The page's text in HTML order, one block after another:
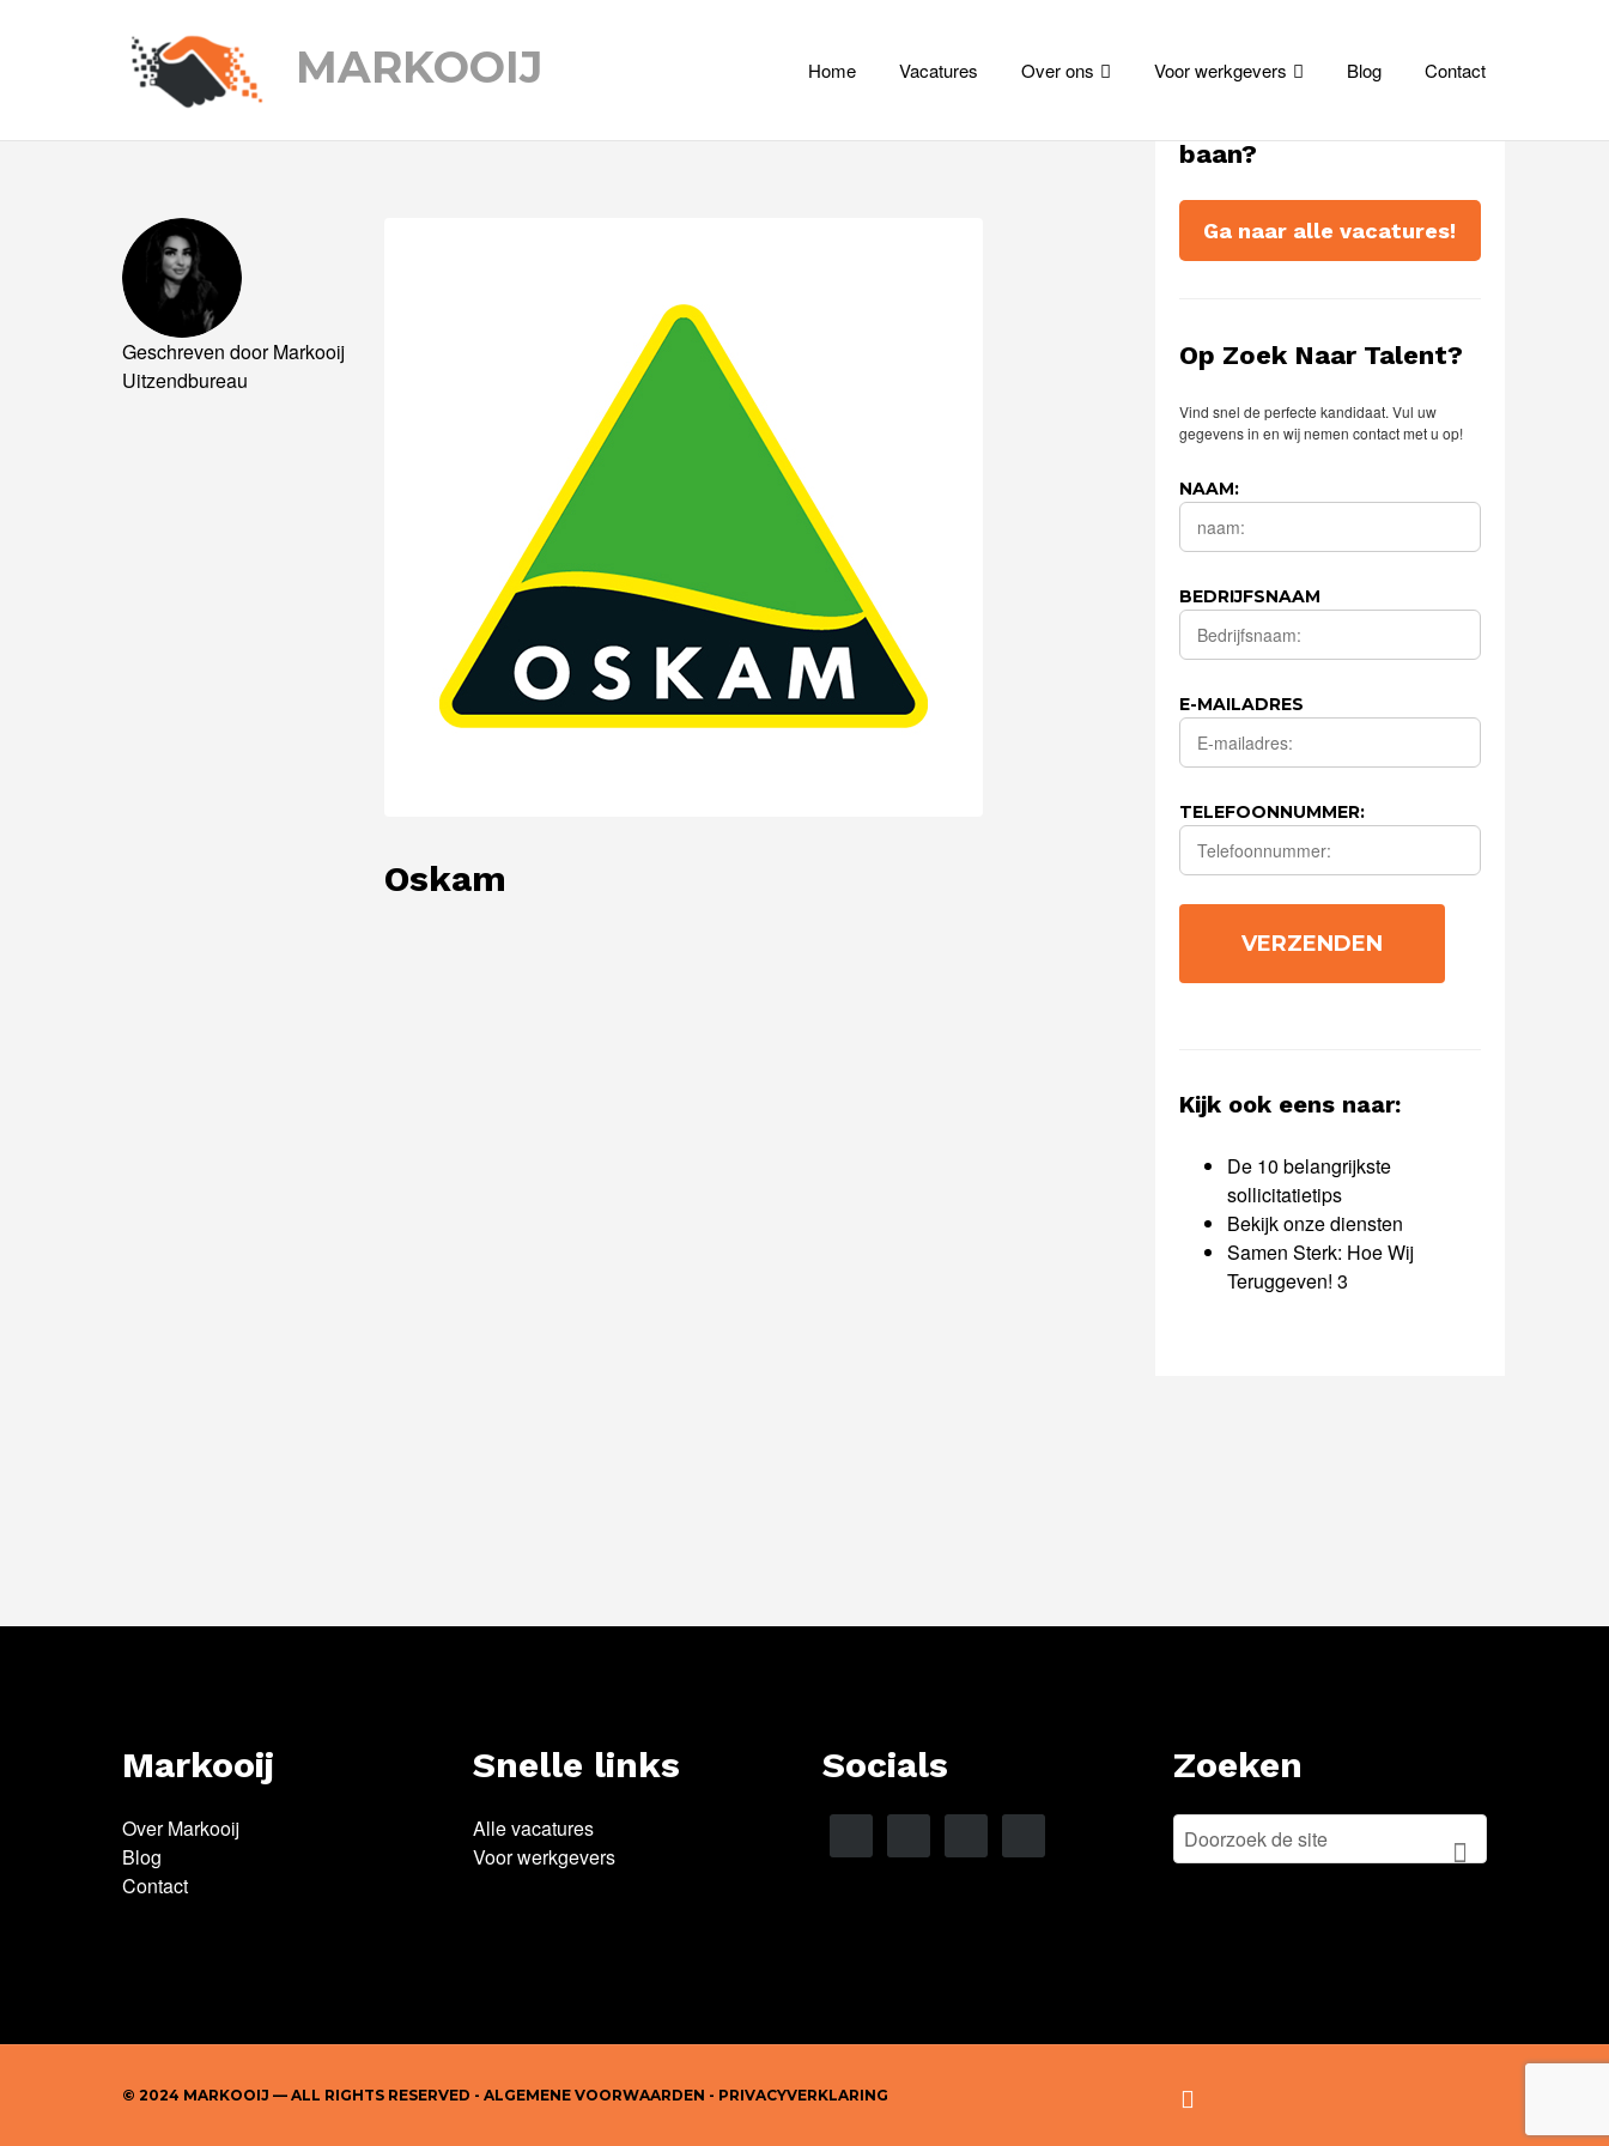
MARKOOIJ Home Vacatures Over ons Voor werkgevers Blog Contact
Geschreven doorMarkooij
Uitzendbureau
Oskam
baan?
Ga naar alle vacatures!
Op Zoek Naar Talent?
Vind snel de perfecte kandidaat. Vul uw
gegevens in en wij nemen contact met u op!
NAAM:
BEDRIJFSNAAM
E-MAILADRES
TELEFOONNUMMER:
Kijk ook eens naar:
De 10 belangrijkste
sollicitatietips
Bekijk onze diensten
Samen Sterk: Hoe Wij
Teruggeven! 3
Markooij
Over Markooij
Blog
Contact
Snelle links
Alle vacatures
Voor werkgevers
Socials Zoeken
ZOEKEN
FOR:
© 2024 MARKOOIJ — ALL RIGHTS RESERVED - ALGEMENE VOORWAARDEN - PRIVACYVERKLARING